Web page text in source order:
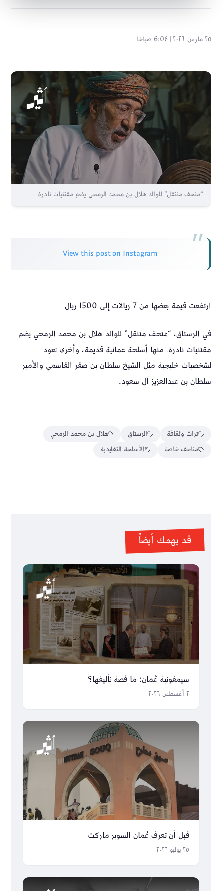
٢٥ مارس ٢٠٢٦ | 6:06 صباحًا
“متحف متنقل” للوالد هلال بن محمد الرمحي يضم مقتنيات نادرة
View this post on Instagram
ارتفعت قيمة بعضها من 7 ريالات إلى 1500 ريال
في الرستاق، “متحف متنقل” للوالد هلال بن محمد الرمحي يضم
مقتنيات نادرة، منها أسلحة عمانية قديمة، وأخرى تعود
لشخصيات خليجية مثل الشيخ سلطان بن صقر القاسمي والأمير
سلطان بن عبدالعزيز آل سعود.
تراث وثقافة الرستاق
هلال بن محمد الرمحي
متاحف خاصة
الأسلحة التقليدية
قد يهمك أيضاً
سيمفونية عُمان: ما قصة تأليفها؟
٢ أغسطس ٢٠٢٦
قبل أن تعرف عُمان السوبر ماركت
٢٥ يوليو ٢٠٢٦